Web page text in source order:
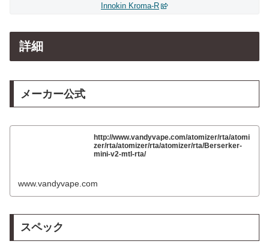
Innokin Kroma-R
詳細
メーカー公式
http://www.vandyvape.com/atomizer/rta/atomi
zer/rta/atomizer/rta/atomizer/rta/Berserker-
mini-v2-mtl-rta/
www.vandyvape.com
スペック